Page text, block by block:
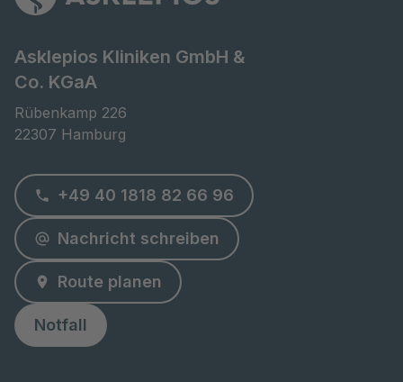
Asklepios Kliniken GmbH &
Co. KGaA
Rübenkamp 226
22307 Hamburg
+49 40 1818 82 66 96
Nachricht schreiben
Route planen
Notfall